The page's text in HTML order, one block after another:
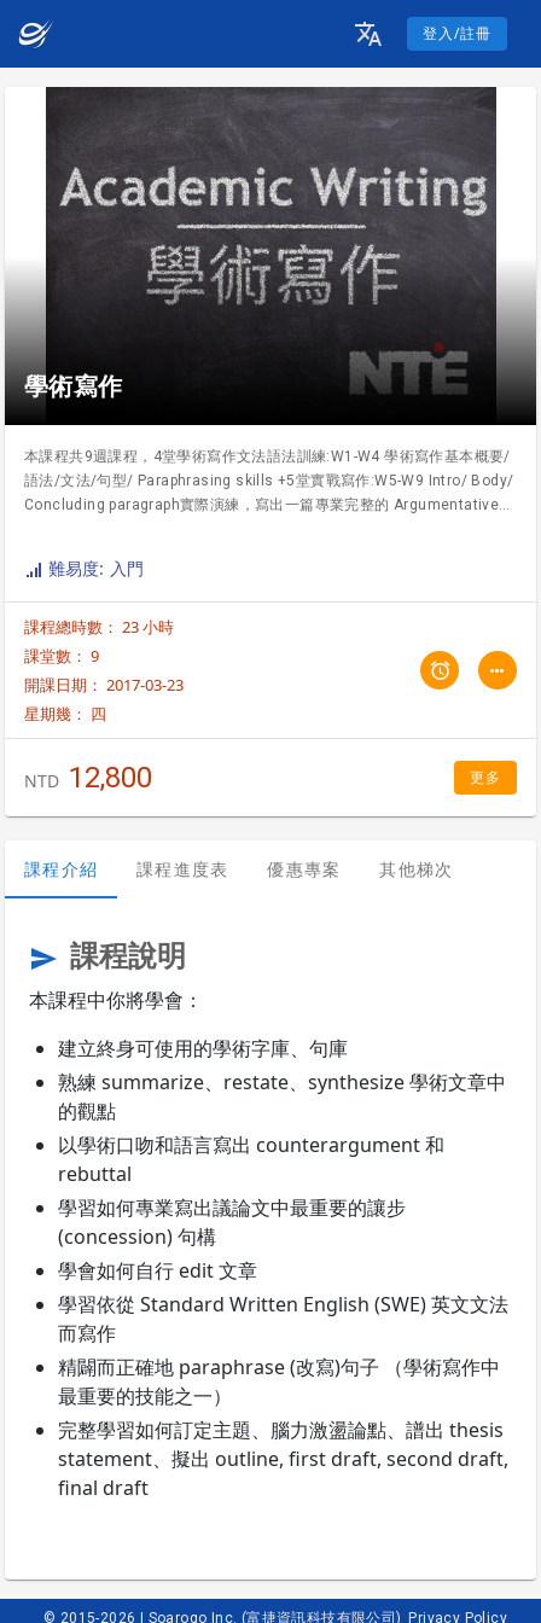
登入/註冊
學術寫作
本課程共9週課程，4堂學術寫作文法語法訓練:W1-W4 學術寫作基本概要/
語法/文法/句型/ Paraphrasing skills +5堂實戰寫作:W5-W9 Intro/ Body/
Concluding paragraph實際演練，寫出一篇專業完整的 Argumentative
難易度: 入門
課程總時數： 23 小時
課堂數： 9
開課日期： 2017-03-23
星期幾： 四
NTD 12,800 更多
課程介紹 課程進度表 優惠專案 其他梯次
send 課程說明
本課程中你將學會：
建立終身可使用的學術字庫、句庫
熟練 summarize、restate、synthesize 學術文章中
的觀點
以學術口吻和語言寫出 counterargument 和
rebuttal
學習如何專業寫出議論文中最重要的讓步
(concession) 句構
學會如何自行 edit 文章
學習依從 Standard Written English (SWE) 英文文法
而寫作
精闢而正確地 paraphrase (改寫)句子 （學術寫作中
最重要的技能之一）
完整學習如何訂定主題、腦力激盪論點、譜出 thesis
statement、擬出 outline, first draft, second draft,
final draft
© 2015-2026 | Soarogo Inc. (富捷資訊科技有限公司) Privacy Policy